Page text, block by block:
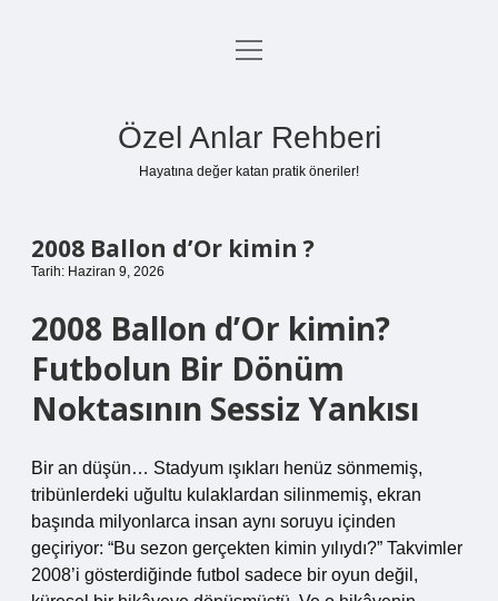
Anasayfa
menüyü
Özel Anlar Rehberi
Hayatına değer katan pratik öneriler!
2008 Ballon d’Or kimin ?
Tarih: Haziran 9, 2026
2008 Ballon d’Or kimin?
Futbolun Bir Dönüm
Noktasının Sessiz Yankısı
Bir an düşün… Stadyum ışıkları henüz sönmemiş,
tribünlerdeki uğultu kulaklardan silinmemiş, ekran
başında milyonlarca insan aynı soruyu içinden
geçiriyor: “Bu sezon gerçekten kimin yılıydı?” Takvimler
2008’i gösterdiğinde futbol sadece bir oyun değil,